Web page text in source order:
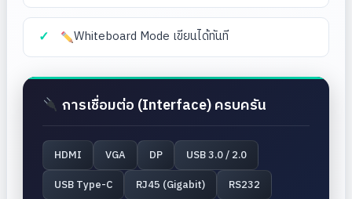
Whiteboard Mode เขียนได้ทันที
การเชื่อมต่อ (Interface) ครบครัน
HDMI VGA DP
USB 3.0 / 2.0
USB Type-C
RJ45 (Gigabit)
RS232